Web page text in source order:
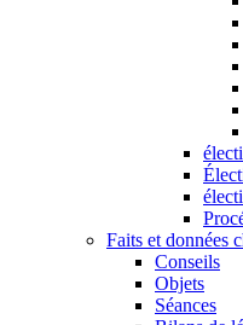
Faits et données
Conseils
Objets
Séances